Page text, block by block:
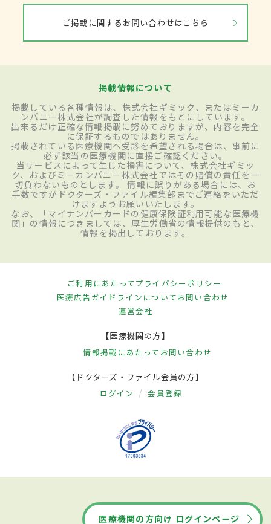
ご掲載に関するお問い合わせはこちら
掲載情報について
掲載している各種情報は、株式会社ギミック、またはミーカ
ンパニー株式会社が調査した情報をもとにしています。
出来るだけ正確な情報掲載に努めておりますが、内容を完全
に保証するものではありません。
掲載されている医療機関へ受診を希望される場合は、事前に
必ず該当の医療機関に直接ご確認ください。
当サービスによって生じた損害について、株式会社ギミッ
ク、およびミーカンパニー株式会社ではその賠償の責任を一
切負わないものとします。 情報に誤りがある場合には、お
手数ですがドクターズ・ファイル編集部までご連絡をいただ
けますようお願いいたします。
なお、「マイナンバーカードの健康保険証利用可能な医療機
関」の情報につきましては、厚生労働省の情報提供のもと、
情報を掲出しております。
ご利用にあたってプライバシーポリシー
医療広告ガイドラインについてお問い合わせ
運営会社
【医療機関の方】
情報掲載にあたって お問い合わせ
【ドクターズ・ファイル会員の方】
ログイン 会員登録
医療機関の方向け ログインページ